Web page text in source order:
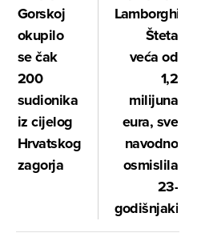
Gorskoj
okupilo
se čak
200
sudionika
iz cijelog
Hrvatskog
zagorja
Lamborghinija:
Šteta
veća od
1,2
milijuna
eura, sve
navodno
osmislila
23-
godišnjakinja?!